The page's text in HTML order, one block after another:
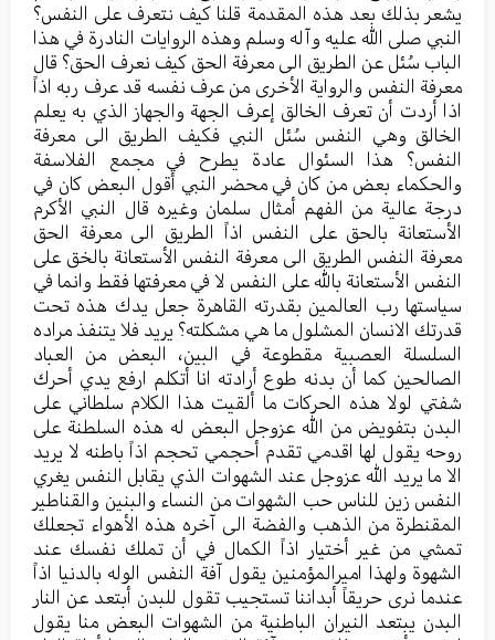
يشعر بذلك بعد هذه المقدمة قلنا كيف نتعرف على النفس؟
النبي صلى الله عليه وآله وسلم وهذه الروايات النادرة في هذا
الباب سُئل عن الطريق الى معرفة الحق كيف نعرف الحق؟ قال
معرفة النفس والرواية الأخرى من عرف نفسه قد عرف ربه اذاً
اذا أردت أن تعرف الخالق إعرف الجهة والجهاز الذي به يعلم
الخالق وهي النفس سُئل النبي فكيف الطريق الى معرفة
النفس؟ هذا السئوال عادة يطرح في مجمع الفلاسفة
والحكماء بعض من كان في محضر النبي أقول البعض كان في
درجة عالية من الفهم أمثال سلمان وغيره قال النبي الأكرم
الأستعانة بالحق على النفس اذاً الطريق الى معرفة الحق
معرفة النفس الطريق الى معرفة النفس الأستعانة بالخق على
النفس الأستعانة بالله على النفس لا في معرفتها فقط وانما في
سياستها رب العالمين بقدرته القاهرة جعل يدك هذه تحت
قدرتك الانسان المشلول ما هي مشكلته؟ يريد فلا يتنفذ مراده
السلسلة العصبية مقطوعة في البين، البعض من العباد
الصالحين كما أن بدنه طوع أرادته انا أتكلم ارفع يدي أحرك
شفتي لولا هذه الحركات ما ألقيت هذا الكلام سلطاني على
البدن بتفويض من الله عزوجل البعض له هذه السلطنة على
روحه يقول لها اقدمي تقدم أحجمي تحجم اذاً باطنه لا يريد
الا ما يريد الله عزوجل عند الشهوات الذي يقابل النفس يغري
النفس زين للناس حب الشهوات من النساء والبنين والقناطير
المقنطرة من الذهب والفضة الى آخره هذه الأهواء تجعلك
تمشي من غير أختيار اذاً الكمال في أن تملك نفسك عند
الشهوة ولهذا اميرالمؤمنين يقول آفة النفس الوله بالدنيا اذاً
عندما نرى حريقاً أبداننا تستجيب تقول للبدن أبتعد عن النار
البدن يبتعد النيران الباطنية من الشهوات البعض منا يقول